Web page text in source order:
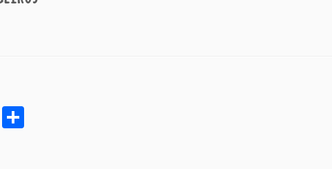
X